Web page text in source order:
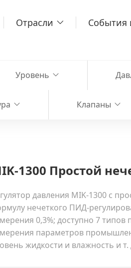
Отрасли События
Уровень
Клапаны
1300 Простой
давления MIK-1300 с
нечеткого ПИД-
0,3%; доступно 7
параметров
жидкости и влажность и т.